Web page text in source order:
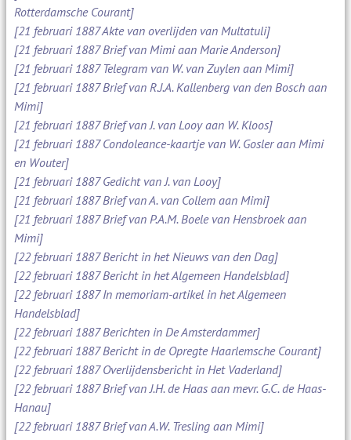
Rotterdamsche Courant]
[21 februari 1887 Akte van overlijden van Multatuli]
[21 februari 1887 Brief van Mimi aan Marie Anderson]
[21 februari 1887 Telegram van W. van Zuylen aan Mimi]
[21 februari 1887 Brief van R.J.A. Kallenberg van den Bosch aan
Mimi]
[21 februari 1887 Brief van J. van Looy aan W. Kloos]
[21 februari 1887 Condoleance-kaartje van W. Gosler aan Mimi
en Wouter]
[21 februari 1887 Gedicht van J. van Looy]
[21 februari 1887 Brief van A. van Collem aan Mimi]
[21 februari 1887 Brief van P.A.M. Boele van Hensbroek aan
Mimi]
[22 februari 1887 Bericht in het Nieuws van den Dag]
[22 februari 1887 Bericht in het Algemeen Handelsblad]
[22 februari 1887 In memoriam-artikel in het Algemeen
Handelsblad]
[22 februari 1887 Berichten in De Amsterdammer]
[22 februari 1887 Bericht in de Opregte Haarlemsche Courant]
[22 februari 1887 Overlijdensbericht in Het Vaderland]
[22 februari 1887 Brief van J.H. de Haas aan mevr. G.C. de Haas-
Hanau]
[22 februari 1887 Brief van A.W. Tresling aan Mimi]